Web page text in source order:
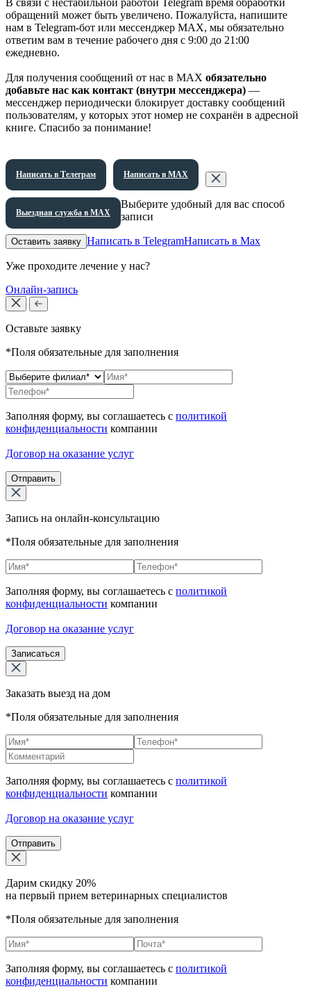
обращений может быть увеличено. Пожалуйста, напишите
нам в Telegram-бот или мессенджер МАХ, мы обязательно
ответим вам в течение рабочего дня с 9:00 до 21:00
ежедневно.
Для получения сообщений от нас в МАХ обязательно
добавьте нас как контакт (внутри мессенджера) —
мессенджер периодически блокирует доставку сообщений
пользователям, у которых этот номер не сохранён в адресной
книге. Спасибо за понимание!
Написать в Телеграм Написать в МАХ
Выездная служба в МАХ
Выберите удобный для вас способ
записи
Оставить заявку Написать в TelegramНаписать в Max
Уже проходите лечение у нас?
Онлайн-запись
Оставьте заявку
*Поля обязательные для заполнения
Заполняя форму, вы соглашаетесь с политикой
конфиденциальности компании
Договор на оказание услуг
Отправить
Запись на онлайн-консультацию
*Поля обязательные для заполнения
Заполняя форму, вы соглашаетесь с политикой
конфиденциальности компании
Договор на оказание услуг
Записаться
Заказать выезд на дом
*Поля обязательные для заполнения
Заполняя форму, вы соглашаетесь с политикой
конфиденциальности компании
Договор на оказание услуг
Отправить
Дарим скидку 20%
на первый прием ветеринарных специалистов
*Поля обязательные для заполнения
Заполняя форму, вы соглашаетесь с политикой
конфиденциальности компании